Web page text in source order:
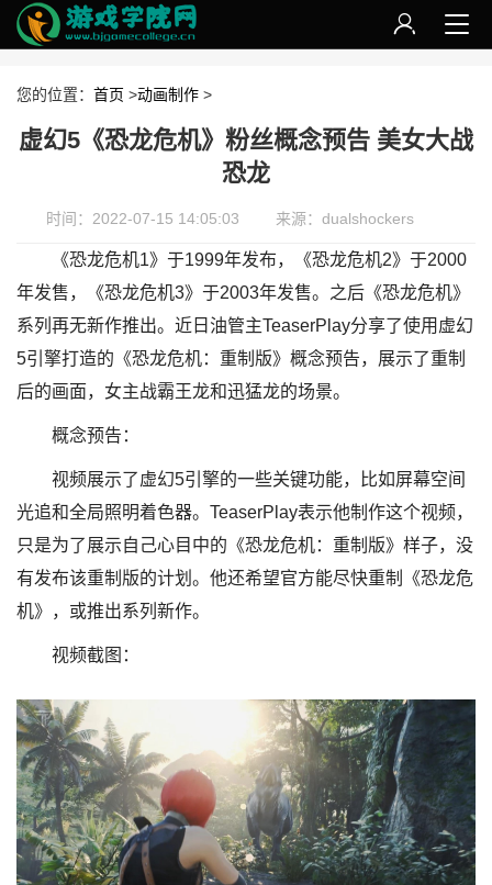
您的位置： 首页 >动画制作 >
虚幻5《恐龙危机》粉丝概念预告 美女大战
恐龙
时间：2022-07-15 14:05:03 来源：dualshockers
《恐龙危机1》于1999年发布，《恐龙危机2》于2000
年发售，《恐龙危机3》于2003年发售。之后《恐龙危机》
系列再无新作推出。近日油管主TeaserPlay分享了使用虚幻
5引擎打造的《恐龙危机：重制版》概念预告，展示了重制
后的画面，女主战霸王龙和迅猛龙的场景。
概念预告：
视频展示了虚幻5引擎的一些关键功能，比如屏幕空间
光追和全局照明着色器。TeaserPlay表示他制作这个视频，
只是为了展示自己心目中的《恐龙危机：重制版》样子，没
有发布该重制版的计划。他还希望官方能尽快重制《恐龙危
机》，或推出系列新作。
视频截图：